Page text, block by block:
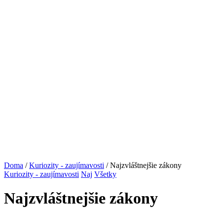
Doma /Kuriozity - zaujímavosti / Najzvláštnejšie zákony
Kuriozity - zaujímavosti Naj Všetky
Najzvláštnejšie zákony